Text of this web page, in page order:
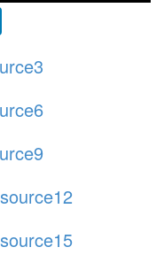
source12
source15